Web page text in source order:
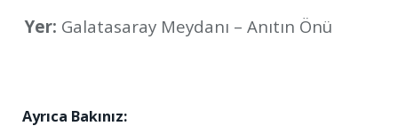
Yer: Galatasaray Meydanı – Anıtın Önü
Ayrıca Bakınız: